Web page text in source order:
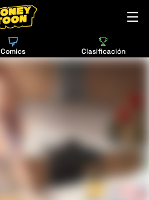
Comics Clasificación